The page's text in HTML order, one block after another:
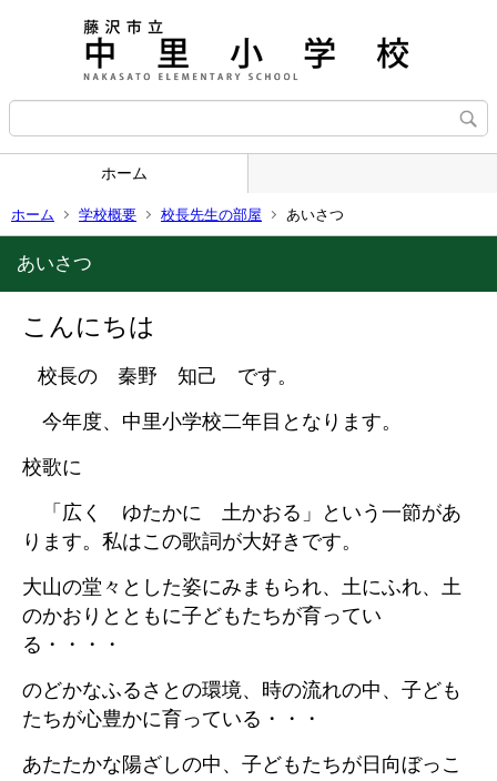
ホーム
ホーム 学校概要 校長先生の部屋 あいさつ
あいさつ
こんにちは
校長の 秦野 知己 です。
今年度、中里小学校二年目となります。
校歌に
「広く ゆたかに 土かおる」という一節があ
ります。私はこの歌詞が大好きです。
大山の堂々とした姿にみまもられ、土にふれ、土
のかおりとともに子どもたちが育ってい
る・・・・
のどかなふるさとの環境、時の流れの中、子ども
たちが心豊かに育っている・・・
あたたかな陽ざしの中、子どもたちが日向ぼっこ